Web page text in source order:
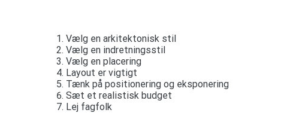
Vælg en arkitektonisk stil
Vælg en indretningsstil
Vælg en placering
Layout er vigtigt
Tænk på positionering og eksponering
Sæt et realistisk budget
Lej fagfolk